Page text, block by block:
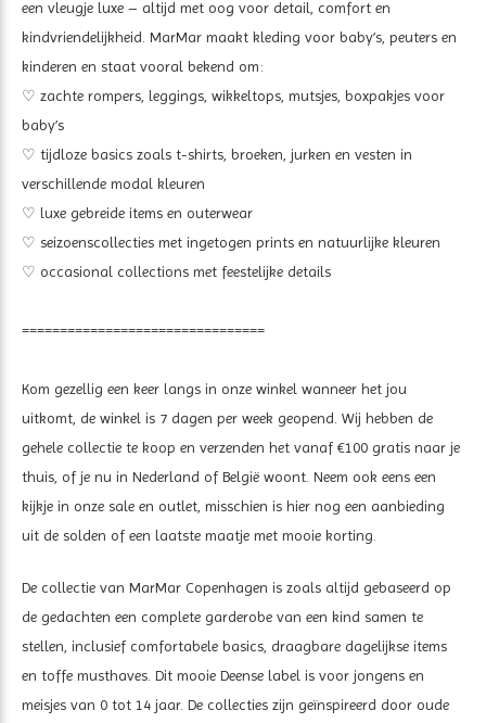
een vleugje luxe – altijd met oog voor detail, comfort en
kindvriendelijkheid. MarMar maakt kleding voor baby’s, peuters en
kinderen en staat vooral bekend om:
♡ zachte rompers, leggings, wikkeltops, mutsjes, boxpakjes voor
baby’s
♡ tijdloze basics zoals t-shirts, broeken, jurken en vesten in
verschillende modal kleuren
♡ luxe gebreide items en outerwear
♡ seizoenscollecties met ingetogen prints en natuurlijke kleuren
♡ occasional collections met feestelijke details
================================
Kom gezellig een keer langs in onze winkel wanneer het jou
uitkomt, de winkel is 7 dagen per week geopend. Wij hebben de
gehele collectie te koop en verzenden het vanaf €100 gratis naar je
thuis, of je nu in Nederland of België woont. Neem ook eens een
kijkje in onze sale en outlet, misschien is hier nog een aanbieding
uit de solden of een laatste maatje met mooie korting.
De collectie van MarMar Copenhagen is zoals altijd gebaseerd op
de gedachten een complete garderobe van een kind samen te
stellen, inclusief comfortabele basics, draagbare dagelijkse items
en toffe musthaves. Dit mooie Deense label is voor jongens en
meisjes van 0 tot 14 jaar. De collecties zijn geïnspireerd door oude